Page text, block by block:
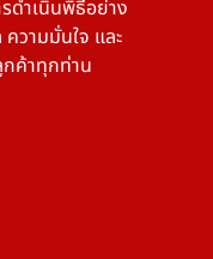
ดำเนินพิธีอย่าง
วามมั่นใจ และ
กค้าทุกท่าน